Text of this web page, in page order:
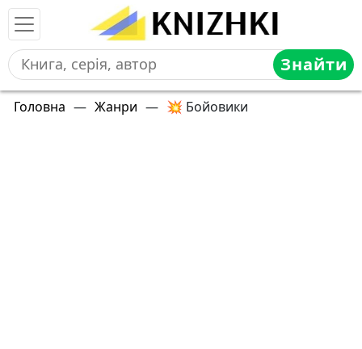
Знайти
Головна — Жанри — 💥 Бойовики